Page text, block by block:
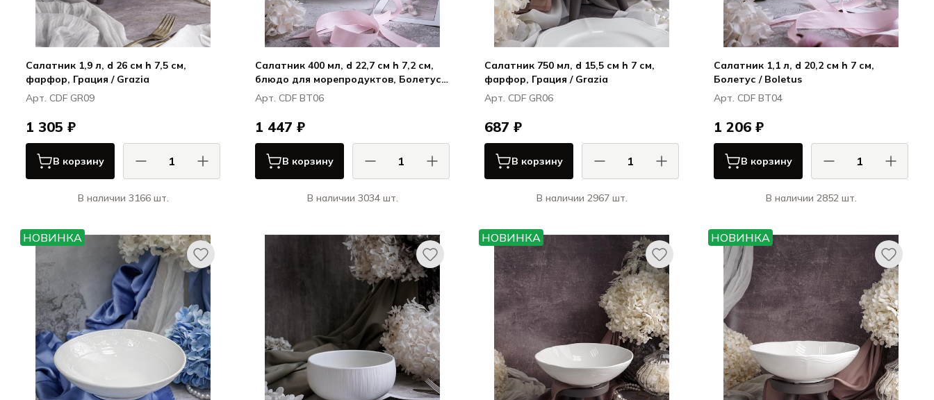
Салатник 1,9 л, d 26 см h 7,5 см,
фарфор, Грация / Grazia
Арт. CDF GR09
1 305 ₽
В корзину
В наличии 3166 шт.
Грация / Grazia
Салатник 400 мл, d 22,7 см h 7,2 см,
блюдо для морепродуктов, Болетус /
Boletus
Арт. CDF BT06
1 447 ₽
В корзину
В наличии 3034 шт.
Болетус / Boletus
Салатник 750 мл, d 15,5 см h 7 см,
фарфор, Грация / Grazia
Арт. CDF GR06
687 ₽
В корзину
В наличии 2967 шт.
Грация / Grazia
Салатник 1,1 л, d 20,2 см h 7 см,
Болетус / Boletus
Арт. CDF BT04
1 206 ₽
В корзину
В наличии 2852 шт.
Болетус / Boletus
НОВИНКА НОВИНКА НОВИНКА